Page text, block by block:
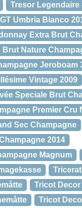
Tresor
Umbria Bianco
Extra Brut
Nature
Jeroboam
Vintage 2009
Speciale Brut
Premier Cru
Sec Champagne
2014
Magnum
Tricot
Tricot